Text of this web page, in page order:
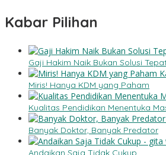
Kabar Pilihan
Gaji Hakim Naik Bukan Solusi
Miris! Hanya KDM yang Paham
Kualitas Pendidikan Menentuka
Banyak Doktor, Banyak Predator
Andaikan Saja Tidak Cukup